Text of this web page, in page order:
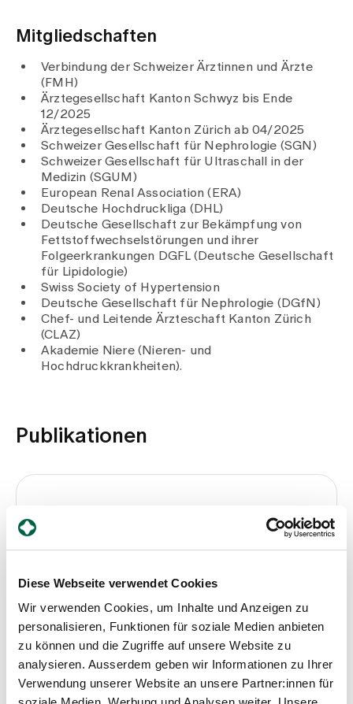
Diese Webseite verwendet Cookies
Wir verwenden Cookies, um Inhalte und Anzeigen zu
personalisieren, Funktionen für soziale Medien anbieten
zu können und die Zugriffe auf unsere Website zu
analysieren. Ausserdem geben wir Informationen zu Ihrer
Verwendung unserer Website an unsere Partner:innen für
Mitgliedschaften
Verbindung der Schweizer Ärztinnen und Ärzte
(FMH)
Ärztegesellschaft Kanton Schwyz bis Ende
12/2025
Ärztegesellschaft Kanton Zürich ab 04/2025
Schweizer Gesellschaft für Nephrologie (SGN)
Schweizer Gesellschaft für Ultraschall in der
Medizin (SGUM)
European Renal Association (ERA)
Deutsche Hochdruckliga (DHL)
Deutsche Gesellschaft zur Bekämpfung von
Fettstoffwechselstörungen und ihrer
Folgeerkrankungen DGFL (Deutsche Gesellschaft
für Lipidologie)
Swiss Society of Hypertension
Deutsche Gesellschaft für Nephrologie (DGfN)
Chef- und Leitende Ärzteschaft Kanton Zürich
(CLAZ)
Akademie Niere (Nieren- und
Hochdruckkrankheiten).
Publikationen
Erkrankung
Medium
Swiss Medical Forum
Seite
17, S, 665–668